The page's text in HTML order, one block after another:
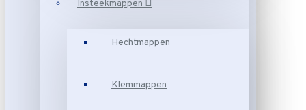
Insteekmappen
Hechtmappen
Klemmappen